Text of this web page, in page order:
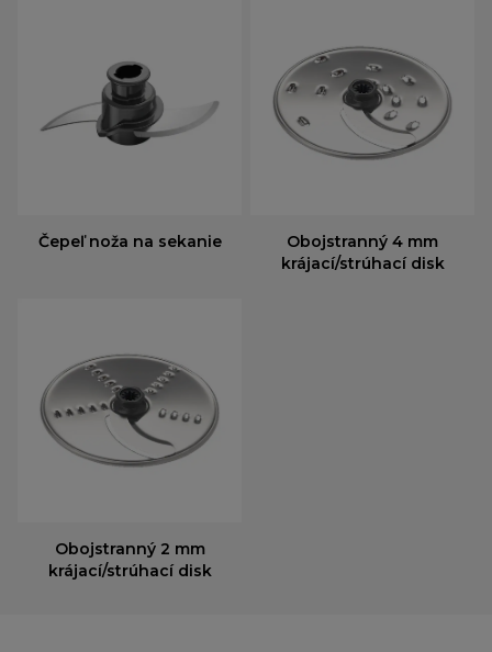
Čepeľ noža na sekanie
Obojstranný 4 mm
krájací/strúhací disk
Obojstranný 2 mm
krájací/strúhací disk